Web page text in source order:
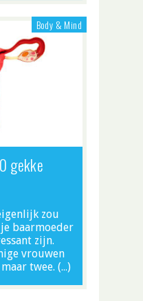
Body & Mind
gekke
zou
baarmoeder
zijn.
vrouwen
twee. (…)